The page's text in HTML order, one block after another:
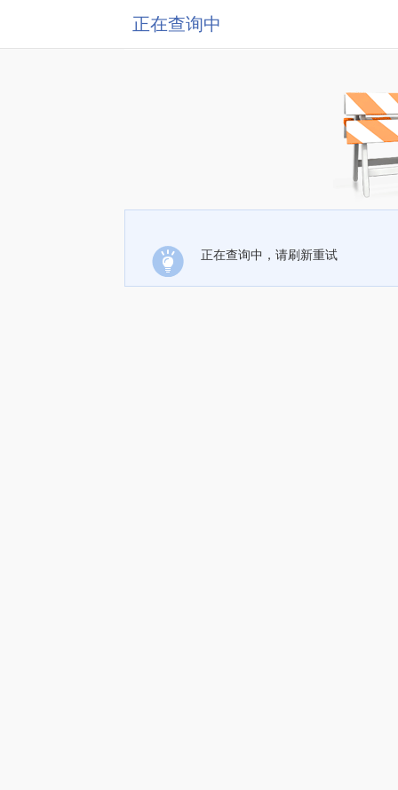
正在查询中
正在查询中，请刷新重试